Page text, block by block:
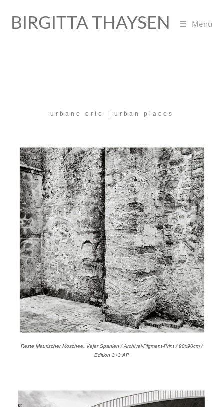
BIRGITTA THAYSEN Menü
urbane orte | urban places
Reste Maurischer Moschee, Vejer Spanien / Archival-Pigment-Print / 90x90cm /
Edition 3+3 AP